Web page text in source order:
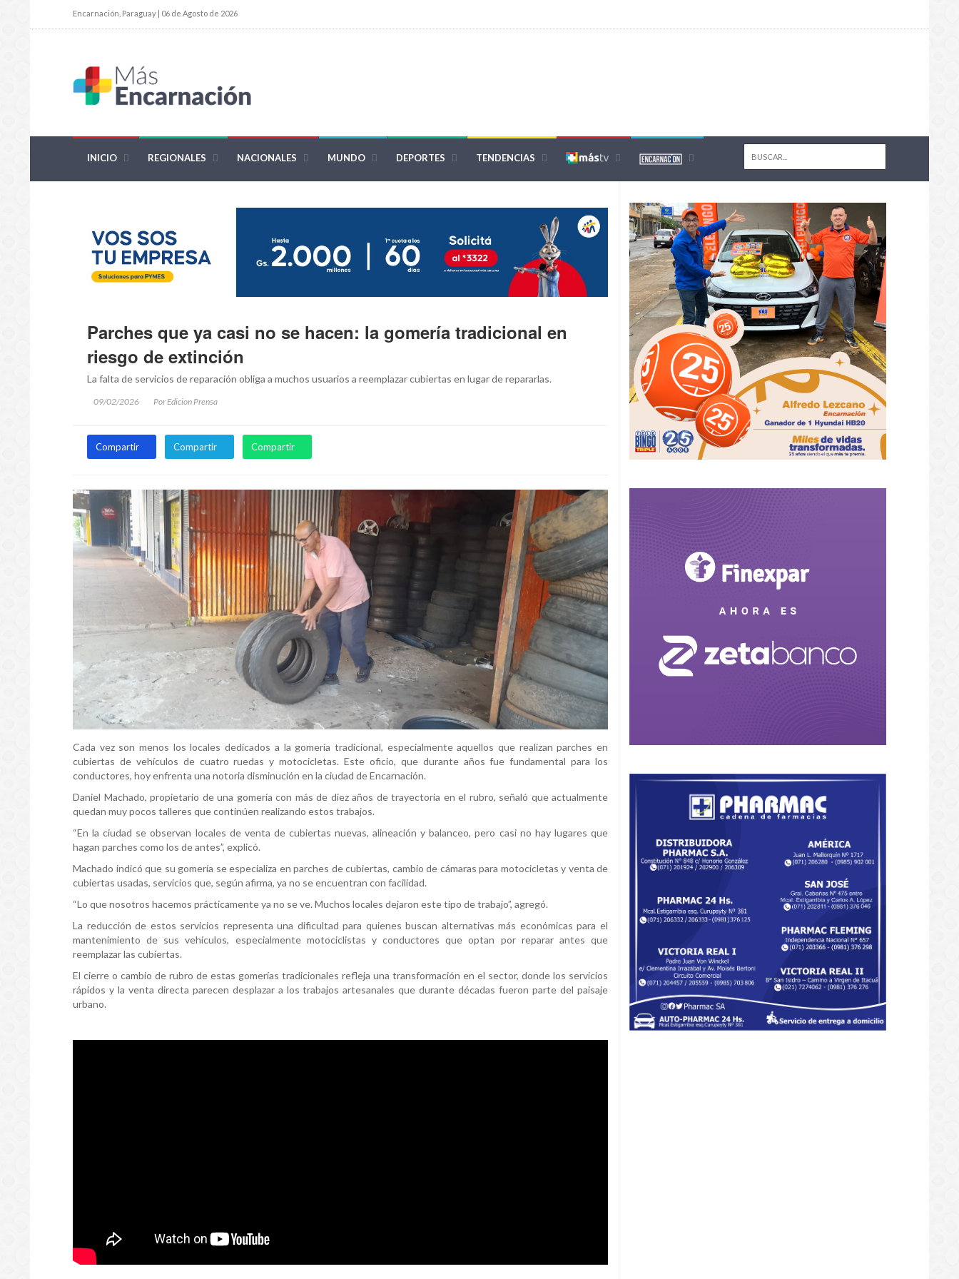
Encarnación, Paraguay | 06 de Agosto de 2026
INICIO REGIONALES NACIONALES MUNDO DEPORTES TENDENCIAS
Parches que ya casi no se hacen: la gomería tradicional en
riesgo de extinción
La falta de servicios de reparación obliga a muchos usuarios a reemplazar cubiertas en lugar de repararlas.
09/02/2026 Por Edicion Prensa
Compartir Compartir Compartir
Cada vez son menos los locales dedicados a la gomería tradicional, especialmente aquellos que realizan parches en
cubiertas de vehículos de cuatro ruedas y motocicletas. Este oficio, que durante años fue fundamental para los
conductores, hoy enfrenta una notoria disminución en la ciudad de Encarnación.
Daniel Machado, propietario de una gomería con más de diez años de trayectoria en el rubro, señaló que actualmente
quedan muy pocos talleres que continúen realizando estos trabajos.
“En la ciudad se observan locales de venta de cubiertas nuevas, alineación y balanceo, pero casi no hay lugares que
hagan parches como los de antes”, explicó.
Machado indicó que su gomería se especializa en parches de cubiertas, cambio de cámaras para motocicletas y venta de
cubiertas usadas, servicios que, según afirma, ya no se encuentran con facilidad.
“Lo que nosotros hacemos prácticamente ya no se ve. Muchos locales dejaron este tipo de trabajo”, agregó.
La reducción de estos servicios representa una dificultad para quienes buscan alternativas más económicas para el
mantenimiento de sus vehículos, especialmente motociclistas y conductores que optan por reparar antes que
reemplazar las cubiertas.
El cierre o cambio de rubro de estas gomerías tradicionales refleja una transformación en el sector, donde los servicios
rápidos y la venta directa parecen desplazar a los trabajos artesanales que durante décadas fueron parte del paisaje
urbano.